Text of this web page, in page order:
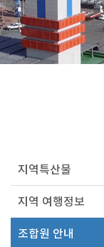
지역특산물
지역 여행정보
조합원 안내